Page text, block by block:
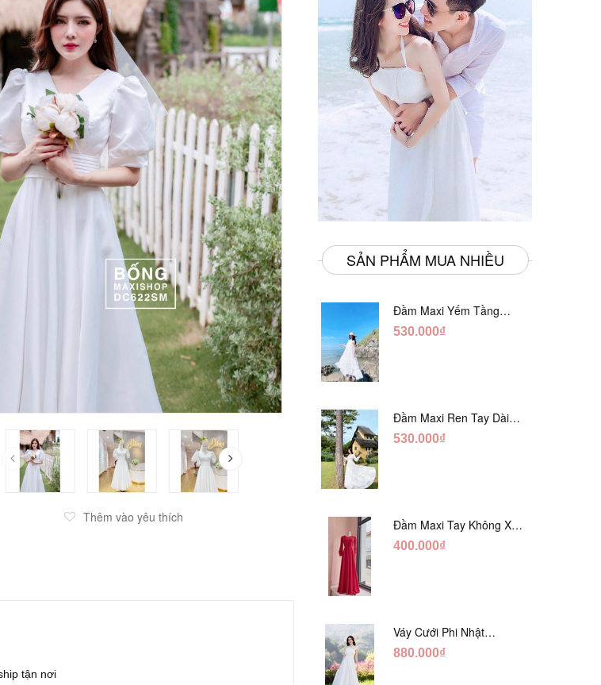
Thêm vào yêu thích
tận nơi
SẢN PHẨM MUA NHIỀU
Đầm Maxi Yếm Tầng
Trắng Ánh Tằm DT808
530.000₫
Đầm Maxi Ren Tay Dài
Hàng Ngọc Giữa Trắng
530.000₫
Đầm Maxi Tay Không Xẻ
Đỏ DM765
400.000₫
Váy Cưới Phi Nhật
Trắng Cúp Chéo DC543
880.000₫